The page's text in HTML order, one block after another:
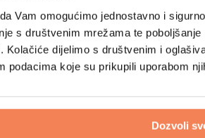
Vam omogućimo jednostavno i
s društvenim mrežama te
Kolačiće dijelimo s društvenim i
podacima koje su prikupili uporabom
Dozvoli